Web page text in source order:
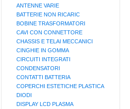
ANTENNE VARIE
BATTERIE NON RICARIC
BOBINE TRASFORMATORI
CAVI CON CONNETTORE
CHASSIS E TELAI MECCANICI
CINGHIE IN GOMMA
CIRCUITI INTEGRATI
CONDENSATORI
CONTATTI BATTERIA
COPERCHI ESTETICHE PLASTICA
DIODI
DISPLAY LCD PLASMA